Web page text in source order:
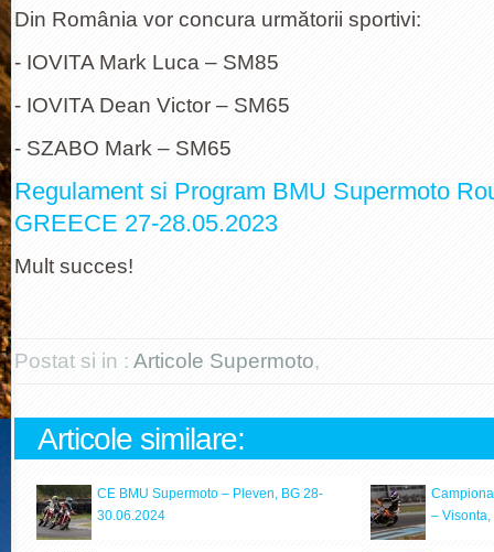
Din România vor concura următorii sportivi:
- IOVITA Mark Luca – SM85
- IOVITA Dean Victor – SM65
- SZABO Mark – SM65
Regulament si Program BMU Supermoto
GREECE 27-28.05.2023
Mult succes!
Postat si in : Articole Supermoto,
Articole similare:
CE BMU Supermoto – Pleven, BG 28-
30.06.2024
–